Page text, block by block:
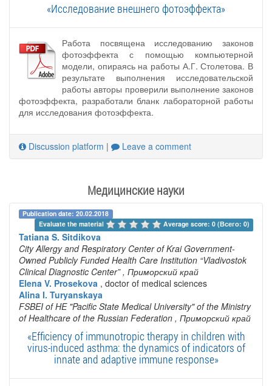
«Исследование внешнего фотоэффекта»
Работа посвящена исследованию законов
фотоэффекта с помощью компьютерной
модели, опираясь на работы А.Г. Столетова. В
результате выполнения исследовательской
работы авторы проверили выполнение законов
фотоэффекта, разработали бланк лабораторной работы
для исследования фотоэффекта.
Discussion platform | Leave a comment
Медицинские науки
Publication date: 20.02.2018
Evaluate the material
Average score: 0 (Всего: 0)
Tatiana S. Sitdikova
City Allergy and Respiratory Center of Krai Government-
Owned Publicly Funded Health Care Institution “Vladivostok
Clinical Diagnostic Center” , Приморский край
Elena V. Prosekova , doctor of medical sciences
Alina I. Turyanskaya
FSBEI of HE "Pacific State Medical University" of the Ministry
of Healthcare of the Russian Federation , Приморский край
«Efficiency of immunotropic therapy in children with
virus-induced asthma: the dynamics of indicators of
innate and adaptive immune response»